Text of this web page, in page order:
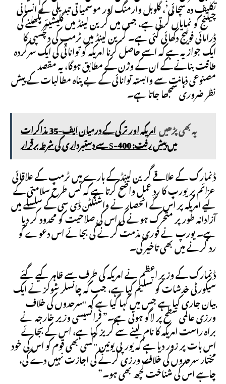
تکلیف دہ سچائی’، گلوبل وارمنگ اور موسمیاتی تبدیلی کے انسانی
چیلنج کو نمایاں کرتی ہے، جس میں گرین لینڈ میں گلیشیئر پگھلنے کی
ڈرامائی فوٹیج دکھائی گئی ہے۔ گرین لینڈ میں ٹرمپ کی دلچسپی کا
ایک جواز یہ ہے کہ اسے حاصل کرنا امریکہ کو توانائی کی ایک سرکردہ
طاقت بنانے کے ان کے وژن کے مطابق ہوگا، یہ مقصد
مصنوعی ذہانت سے وابستہ توانائی کے بے پناہ مطالبات کے پیش
نظر ضروری سمجھا جاتا ہے۔
یہ بھی پڑھیں امریکہ اور ترکی کے درمیان ایف-35 مذاکرات
میں پیش رفت: S-400 سے دستبرداری کی شرط برقرار
ڈنمارک کے علاقے گرین لینڈ کے بارے میں ٹرمپ کے علاقائی
عزائم پر یورپ کا ردِ عمل واضح کرتا ہے کہ کس طرح سلامتی کے
لیے امریکہ پر اس کے انحصار نے واشنگٹن ڈی سی کے سلسلے میں
آزادانہ طور پر متحرک ہونے کی اس کی صلاحیت کو محدود کر دیا
ہے۔ یورپ نے فوری مذمت کرنے کی بجائے اس دعوے کو
رد کرنے میں بھی تاخیر کی۔
ڈنمارک کے وزیر اعظم نے امریکہ کی طرف سے ظاہر کیے گئے
سیکورٹی خدشات کو تسلیم کیا ہے، جب کہ چانسلر شولز نے ایک
بیان جاری کیا ہے جس میں کہا گیا ہے کہ "سرحدوں کی خلاف
ورزی عالمی سطح پر لاگو ہوتی ہے۔” فرانسیسی وزیر خارجہ نے
براہ راست امریکہ کا نام لینے سے گریز کیا ہے، اس کے بجائے
اس بات پر زور دیا ہے کہ یورپی یونین "کسی بھی قوم کو اس کی خود
مختار سرحدوں کی خلاف ورزی کرنے کی اجازت نہیں دے گی،
چاہے اس کی شناخت کچھ بھی ہو۔”